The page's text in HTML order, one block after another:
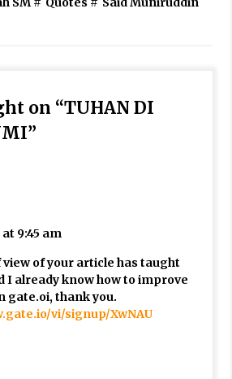
ago
Muniruddin Latih Mental dan Spiritual 80
YPHC
179 Guru Diniyah Disdikbud Kota Banda
ago
Sebuah Model Motivasi dalam
Bisnis
ago
Iran dalam Tiga Ayat: Memahami
Yahudi dan Kristen dalam Dinamika
on “TUHAN DI
”
9:45 am
of your article has taught
I already know how to improve
gate.oi, thank you.
vi/signup/XwNAU